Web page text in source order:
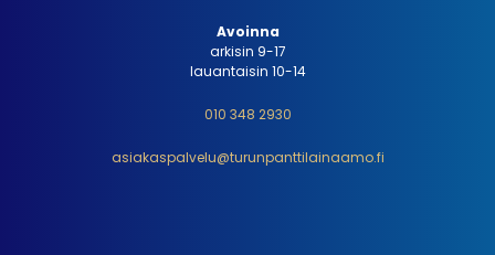
Avoinna
arkisin 9-17
lauantaisin 10-14
010 348 2930
asiakaspalvelu@turunpanttilainaamo.fi